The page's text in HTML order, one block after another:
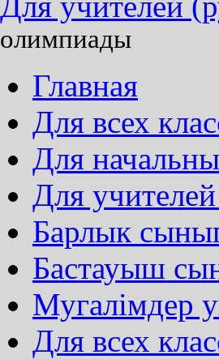
олимпиады
Главная
Для всех
Для
Для
Барлык
Бастауыш
Мугалімдер
Для всех